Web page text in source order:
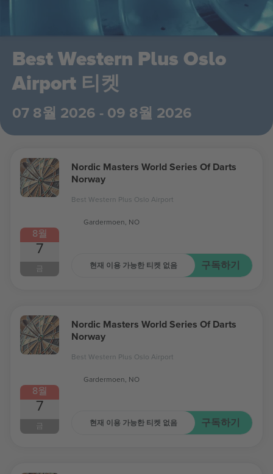
Best Western Plus Oslo
Airport 티켓
07 8월 2026 - 09 8월 2026
8월
7
금
Nordic Masters World Series Of Darts
Norway
Best Western Plus Oslo Airport
Gardermoen, NO
현재 이용 가능한 티켓 없음 구독하기
8월
7
금
Nordic Masters World Series Of Darts
Norway
Best Western Plus Oslo Airport
Gardermoen, NO
현재 이용 가능한 티켓 없음 구독하기